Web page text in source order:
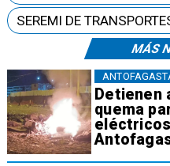
MÁS
Detienen
quema
SEREMI DE